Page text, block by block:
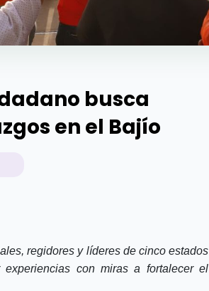
busca
en el Bajío
regidores y líderes de cinco estados
experiencias con miras a fortalecer el